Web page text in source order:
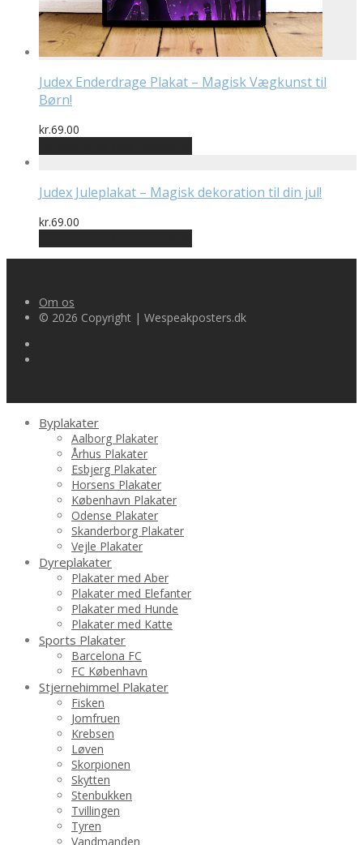
Judex Enderdrage Plakat – Magisk Vægkunst til
Børn!
kr.69.00
Judex Juleplakat – Magisk dekoration til din jul!
kr.69.00
Om os
© 2026 Copyright | Wespeakposters.dk
Byplakater
Aalborg Plakater
Århus Plakater
Esbjerg Plakater
Horsens Plakater
København Plakater
Odense Plakater
Skanderborg Plakater
Vejle Plakater
Dyreplakater
Plakater med Aber
Plakater med Elefanter
Plakater med Hunde
Plakater med Katte
Sports Plakater
Barcelona FC
FC København
Stjernehimmel Plakater
Fisken
Jomfruen
Krebsen
Løven
Skorpionen
Skytten
Stenbukken
Tvillingen
Tyren
Vandmanden